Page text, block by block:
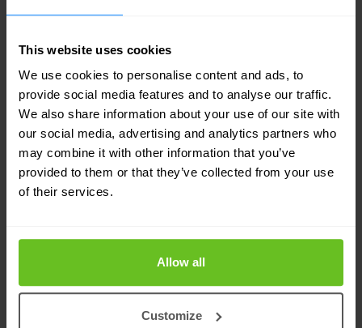
This website uses cookies
We use cookies to personalise content and ads, to
provide social media features and to analyse our traffic.
We also share information about your use of our site with
our social media, advertising and analytics partners who
may combine it with other information that you’ve
provided to them or that they’ve collected from your use
of their services.
Allow all
Customize